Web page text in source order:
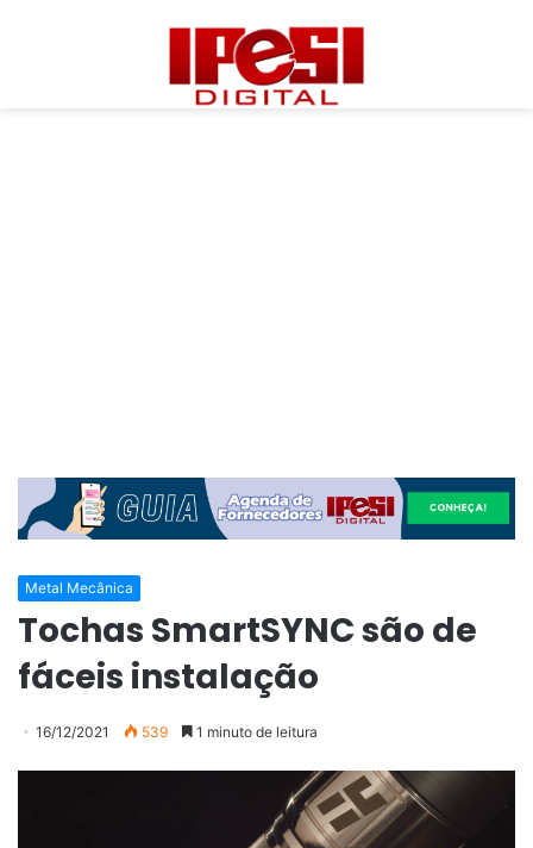
Metal Mecânica
Tochas SmartSYNC são de
fáceis instalação
16/12/2021 539 1 minuto de leitura